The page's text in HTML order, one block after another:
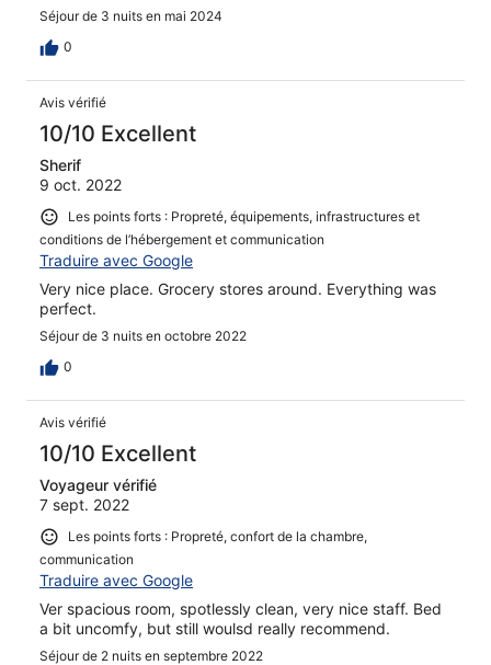
Séjour de 3 nuits en mai 2024
0
Avis vérifié
10/10 Excellent
Sherif
9 oct. 2022
Les points forts : Propreté, équipements, infrastructures et
conditions de l’hébergement et communication
Traduire avec Google
Very nice place. Grocery stores around. Everything was
perfect.
Séjour de 3 nuits en octobre 2022
0
Avis vérifié
10/10 Excellent
Voyageur vérifié
7 sept. 2022
Les points forts : Propreté, confort de la chambre,
communication
Traduire avec Google
Ver spacious room, spotlessly clean, very nice staff. Bed
a bit uncomfy, but still woulsd really recommend.
Séjour de 2 nuits en septembre 2022